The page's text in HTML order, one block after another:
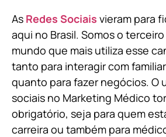
As Redes Sociais vieram para
aqui no Brasil. Somos o
mundo que mais utiliza esse
tanto para interagir com
quanto para fazer negócios. O
sociais no Marketing Médico
obrigatório, seja para quem
carreira ou também para